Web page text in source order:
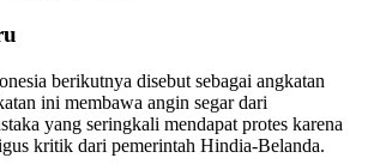
berikutnya disebut sebagai angkatan
ini membawa angin segar dari
yang seringkali mendapat protes karena
kritik dari pemerintah Hindia-Belanda.